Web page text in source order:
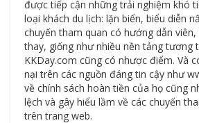
được tiếp cận những trải nghiệm khó
loại khách du lịch: lặn biển, biểu diễn
chuyến tham quan có hướng dẫn viên,
thay, giống như nhiều nền tảng tương
KKDay.com cũng có nhược điểm. Và
nại trên các nguồn đáng tin cậy như
về chính sách hoàn tiền của họ cũng
lệch và gây hiểu lầm về các chuyến
trên trang web.